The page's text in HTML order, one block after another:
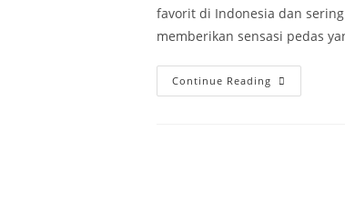
favorit di Indonesia dan
memberikan sensasi pedas
Continue Reading